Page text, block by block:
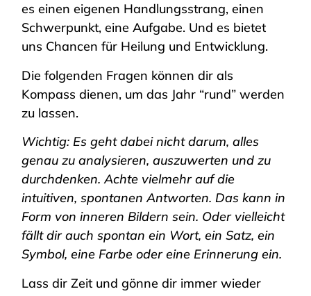
es einen eigenen Handlungsstrang, einen
Schwerpunkt, eine Aufgabe. Und es bietet
uns Chancen für Heilung und Entwicklung.
Die folgenden Fragen können dir als
Kompass dienen, um das Jahr “rund” werden
zu lassen.
Wichtig: Es geht dabei nicht darum, alles
genau zu analysieren, auszuwerten und zu
durchdenken. Achte vielmehr auf die
intuitiven, spontanen Antworten. Das kann in
Form von inneren Bildern sein. Oder vielleicht
fällt dir auch spontan ein Wort, ein Satz, ein
Symbol, eine Farbe oder eine Erinnerung ein.
Lass dir Zeit und gönne dir immer wieder